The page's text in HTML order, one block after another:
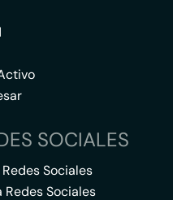
SOCIALES
Sociales
Redes Sociales